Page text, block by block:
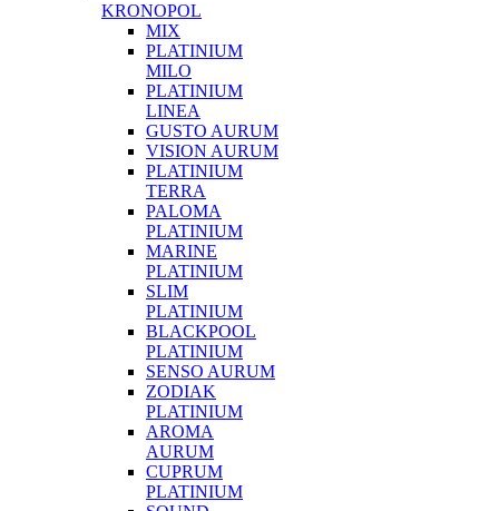
KRONOPOL
MIX
PLATINIUM
MILO
PLATINIUM
LINEA
GUSTO AURUM
VISION AURUM
PLATINIUM
TERRA
PALOMA
PLATINIUM
MARINE
PLATINIUM
SLIM
PLATINIUM
BLACKPOOL
PLATINIUM
SENSO AURUM
ZODIAK
PLATINIUM
AROMA
AURUM
CUPRUM
PLATINIUM